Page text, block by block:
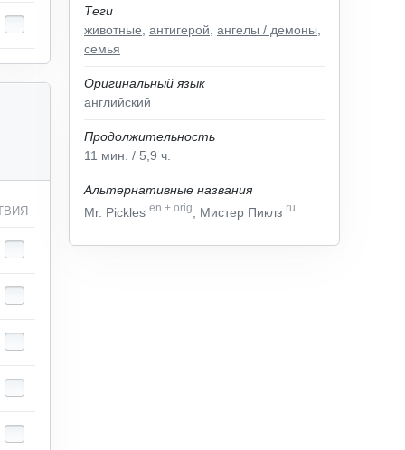
Теги
животные антигерой ангелы / демоны
семья
Оригинальный язык
английский
Продолжительность
11 мин. / 5,9 ч.
Альтернативные названия
Mr. Pickles en + orig , Мистер Пиклз ru